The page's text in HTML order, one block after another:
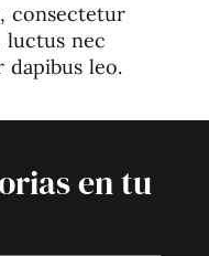
consectetur
nec
leo.
en tu